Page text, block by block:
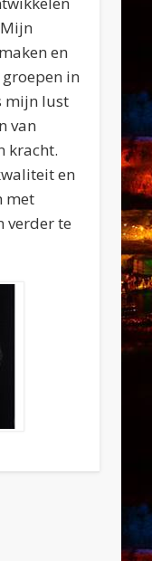
en
in
mijn lust
van
kracht.
en
met
verder te